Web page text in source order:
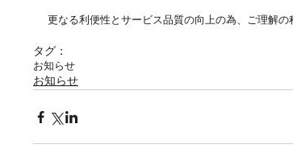
更なる利便性とサービス品質の向上の為、ご理解の
タグ：
お知らせ
お知らせ